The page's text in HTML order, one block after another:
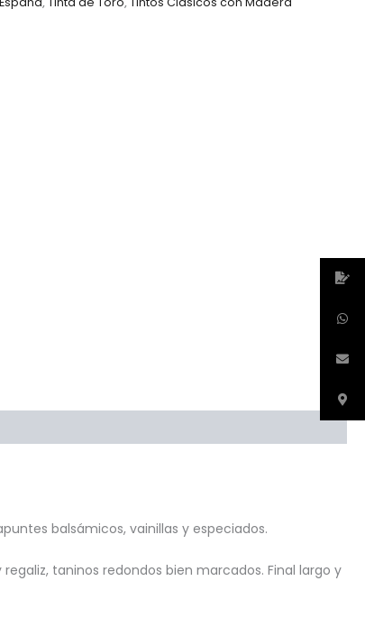
balsámicos, vainillas y especiados.
taninos redondos bien marcados. Final largo y